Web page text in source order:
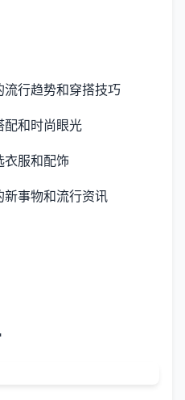
行趋势和穿搭技巧
配和时尚眼光
衣服和配饰
新事物和流行资讯